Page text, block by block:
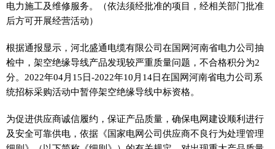
电力施工及维修服务。（依法须经批准的项目，经相关部门批准
后方可开展经营活动）
根据通报显示，河北盛通电缆有限公司在国网河南省电力公司抽
检中，架空绝缘导线产品发现较严重质量问题，不合格积分为2
分。2022年04月15日-2022年10月14日在国网河南省电力公司系
统招标采购活动中暂停架空绝缘导线中标资格。
为促进供应商诚信履约，保证产品质量，确保电网建设顺利进行
及安全可靠供电，依据《国家电网公司供应商不良行为处理管理